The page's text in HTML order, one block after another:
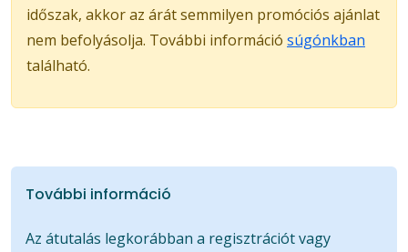
időszak, akkor az árát semmilyen promóciós ajánlat
nem befolyásolja. További információ súgónkban
található.
További információ
Az átutalás legkorábban a regisztrációt vagy